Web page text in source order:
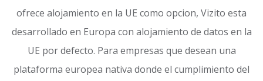
ofrece alojamiento en la UE como opcion, Vizito esta
desarrollado en Europa con alojamiento de datos en la
UE por defecto. Para empresas que desean una
plataforma europea nativa donde el cumplimiento del